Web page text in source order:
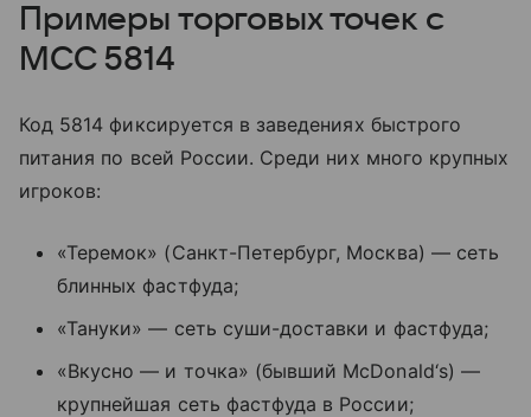
Примеры торговых точек с
MCC 5814
Код 5814 фиксируется в заведениях быстрого
питания по всей России. Среди них много крупных
игроков:
«Теремок» (Санкт-Петербург, Москва) — сеть
блинных фастфуда;
«Тануки» — сеть суши-доставки и фастфуда;
«Вкусно — и точка» (бывший McDonald‘s) —
крупнейшая сеть фастфуда в России;